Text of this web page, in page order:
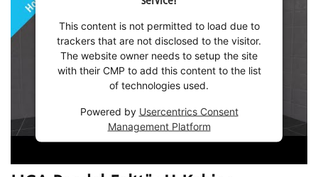
This content is not permitted to load due to
trackers that are not disclosed to the visitor.
The website owner needs to setup the site
with their CMP to add this content to the list
of technologies used.
Powered by Usercentrics Consent
Management Platform